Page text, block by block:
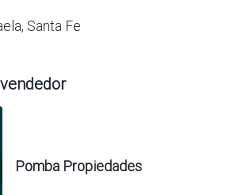
Santa Fe
Pomba Propiedades